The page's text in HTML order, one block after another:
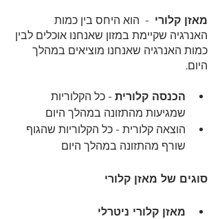
מאזן קלורי
  -  הוא היחס בין כמות
האנרגיה שקיימת במזון שאנחנו אוכלים לבין
כמות האנרגיה שאנחנו מוציאים במהלך
היום.
הכנסה קלורית - כל הקלוריות
שמגיעות מהתזונה במהלך היום
הוצאה קלורית - כל הקלוריות שהגוף
שורף מהתזונה במהלך היום
סוגים של מאזן קלורי
מאזן קלורי ניטרלי